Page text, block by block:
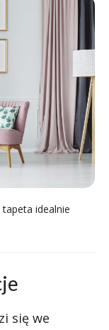
idealnie
się we